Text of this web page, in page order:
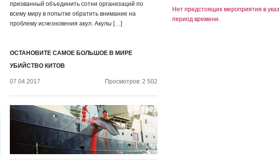
призванный объединить сотни организаций по
всему миру в попытке обратить внимание на
проблему исчезновения акул. Акулы […]
ОСТАНОВИТЕ САМОЕ БОЛЬШОЕ В МИРЕ
УБИЙСТВО КИТОВ
07.04.2017 Просмотров: 2 502
Нет предстоящих мероприятия в
период времени.